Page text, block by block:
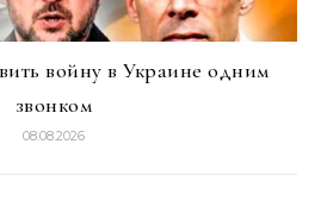
войну в Украине одним
звонком
08.08.2026